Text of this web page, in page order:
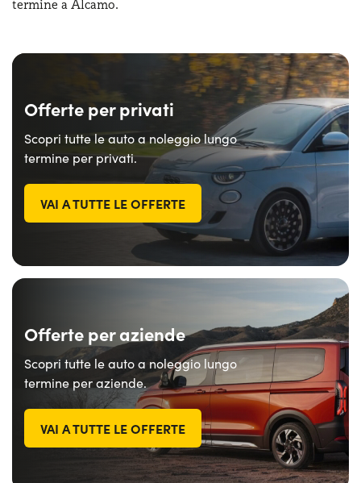
termine a Alcamo.
Offerte per privati
Scopri tutte le auto a noleggio lungo
termine per privati.
VAI A TUTTE LE OFFERTE
Offerte per aziende
Scopri tutte le auto a noleggio lungo
termine per aziende.
VAI A TUTTE LE OFFERTE